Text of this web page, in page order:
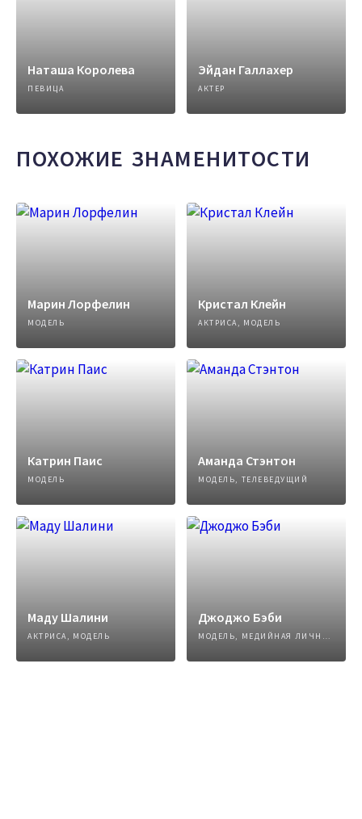
Наташа Королева
ПЕВИЦА
Эйдан Галлахер
АКТЕР
ПОХОЖИЕ ЗНАМЕНИТОСТИ
Марин Лорфелин
МОДЕЛЬ
Кристал Клейн
АКТРИСА, МОДЕЛЬ
Катрин Паис
МОДЕЛЬ
Аманда Стэнтон
МОДЕЛЬ, ТЕЛЕВЕДУЩИЙ
Маду Шалини
АКТРИСА, МОДЕЛЬ
Джоджо Бэби
МОДЕЛЬ, МЕДИЙНАЯ ЛИЧНОСТЬ